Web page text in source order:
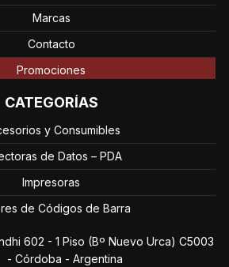
Marcas
Contacto
Promociones
CATEGORÍAS
y Consumibles
de Datos – PDA
Impresoras
de Códigos de Barra
602 - 1 Piso (Bº Nuevo Urca) C5003
- Córdoba - Argentina